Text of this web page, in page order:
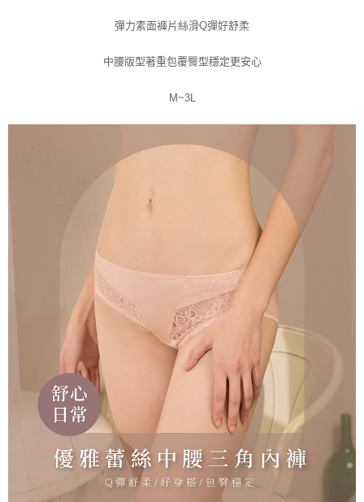
彈力素面褲片絲滑Q彈好舒柔
中腰版型著重包覆臀型穩定更安心
M~3L